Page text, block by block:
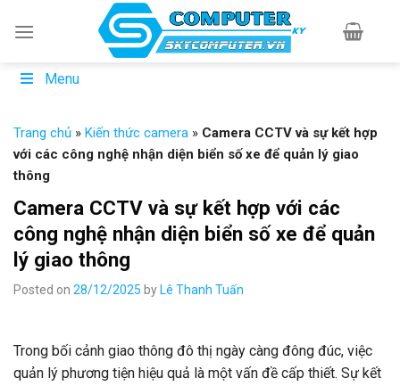
Menu
Trang chủ » Kiến thức camera » Camera CCTV và sự kết hợp
với các công nghệ nhận diện biển số xe để quản lý giao
thông
Camera CCTV và sự kết hợp với các
công nghệ nhận diện biển số xe để quản
lý giao thông
Posted on 28/12/2025 by Lê Thanh Tuấn
Trong bối cảnh giao thông đô thị ngày càng đông đúc, việc
quản lý phương tiện hiệu quả là một vấn đề cấp thiết. Sự kết